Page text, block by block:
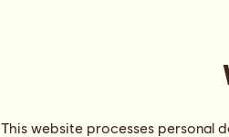
This website processes personal